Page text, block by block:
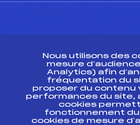
Ressources
Pass’Neige
Projet sportif fédéral
Projet de performance
Nous utilisons des
mesure
Analytics) afin
fréquentation du
proposer du contenu
performances du site,
cookies
fonctionnement du
cookies de mesure